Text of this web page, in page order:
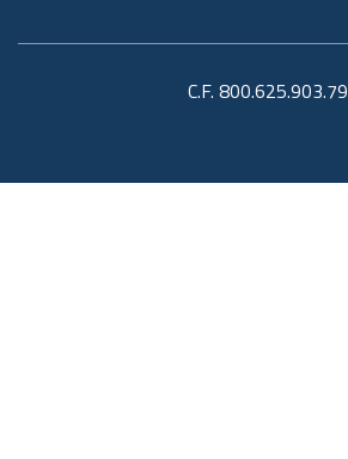
C.F. 800.625.903.79